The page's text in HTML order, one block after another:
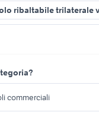
ribaltabile trilaterale
commerciali